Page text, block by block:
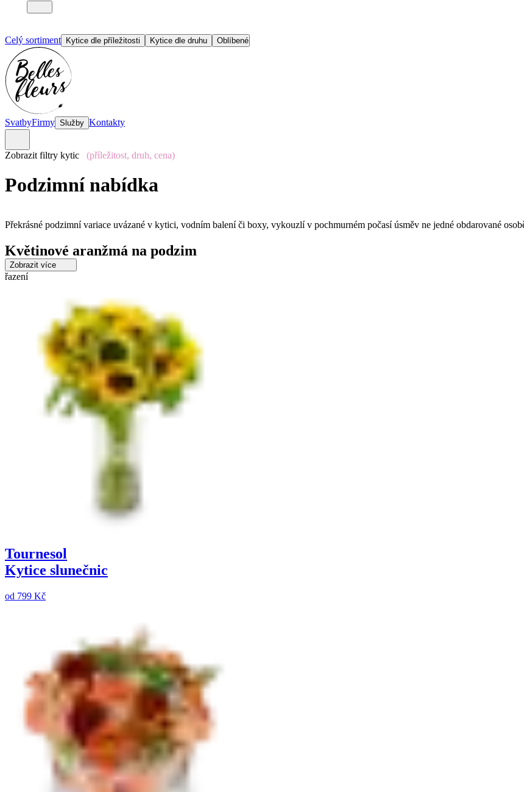
Celý sortiment Kytice dle příležitosti Kytice dle druhu Oblíbené
SvatbyFirmy Služby Kontakty
Zobrazit filtry kytic (příležitost, druh, cena)
Podzimní nabídka
Překrásné podzimní variace uvázané v kytici, vodním balení či boxy, vykouzlí v pochmurném počasí úsměv ne jedné obdarované
Květinové aranžmá na podzim
Vneste do svého interiéru teplé barvy a atmosféru s našimi květinovými aranžmá na podzim.
Kouzlo podzimu ve vašem domově
Naše podzimní kytice jsou inspirovány zlatými tóny, sytými oranžemi a bohatými červenými odstíny, které dokonale odrážejí krásu
podzimní květiny přinášejí příjemnou náladu a styl.
Veselá podzimní kytice
Objednejte si podzimní aranžmá a vychutnejte si kouzlo sezóny.
Zobrazit více
řazení
Tournesol
Kytice slunečnic
od 799 Kč